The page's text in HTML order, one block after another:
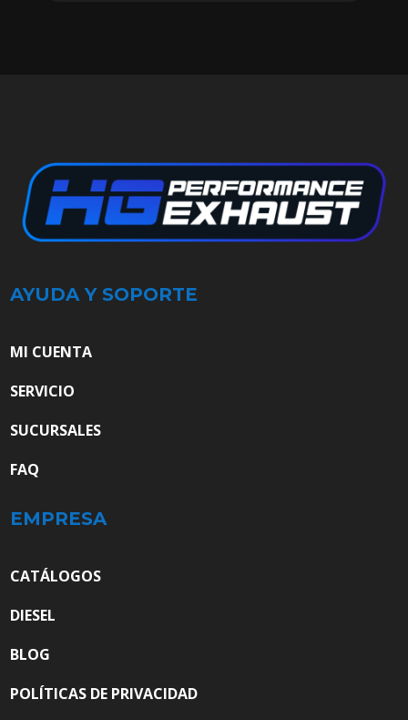
AYUDA Y SOPORTE
MI CUENTA
SERVICIO
SUCURSALES
FAQ
EMPRESA
CATÁLOGOS
DIESEL
BLOG
POLÍTICAS DE PRIVACIDAD